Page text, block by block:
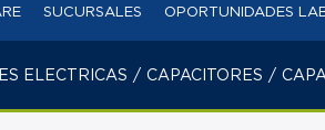
SUCURSALES OPORTUNIDADES
ELECTRICAS / CAPACITORES /